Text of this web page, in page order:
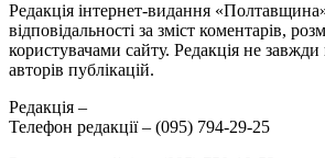
Редакція інтернет-видання
відповідальності за зміст коментарів,
користувачами сайту. Редакція не завжди
авторів публікацій.
Редакція –
Телефон редакції – (095) 794-29-25